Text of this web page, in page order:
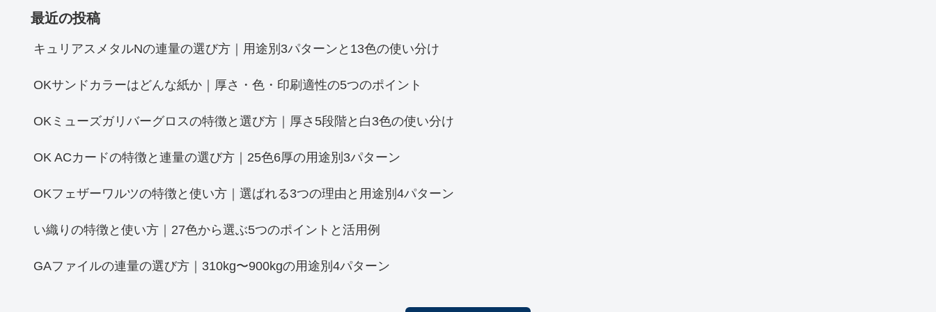
最近の投稿
キュリアスメタルNの連量の選び方｜用途別3パターンと13色の使い分け
OKサンドカラーはどんな紙か｜厚さ・色・印刷適性の5つのポイント
OKミューズガリバーグロスの特徴と選び方｜厚さ5段階と白3色の使い分け
OK ACカードの特徴と連量の選び方｜25色6厚の用途別3パターン
OKフェザーワルツの特徴と使い方｜選ばれる3つの理由と用途別4パターン
い織りの特徴と使い方｜27色から選ぶ5つのポイントと活用例
GAファイルの連量の選び方｜310kg〜900kgの用途別4パターン